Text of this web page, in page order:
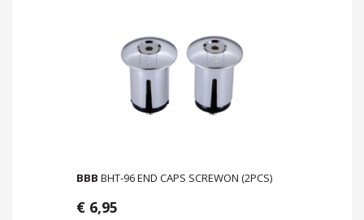
BBB BHT-96 END CAPS SCREWON (2PCS)
€ 6,95